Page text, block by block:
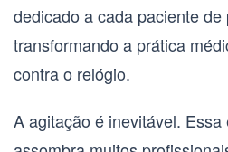
dedicado a cada paciente de
transformando a prática
contra o relógio.
A agitação é inevitável.